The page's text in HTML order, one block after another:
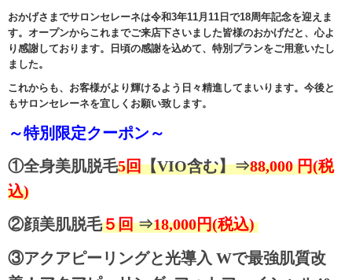
おかげさまでサロンセレーネは令和3年11月11日で18周年記念を迎えま
す。オープンからこれまでご来店下さいました皆様のおかげだと、心よ
り感謝しております。日頃の感謝を込めて、特別プランをご用意いたし
ました。
これからも、お客様がより輝けるよう日々精進してまいります。今後と
もサロンセレーネを宜しくお願い致します。
～特別限定クーポン～
①全⾝美肌脱⽑5回【VIO含む】⇒88,000 円(税
込)
②顔美肌脱⽑５回⇒18,000円(税込)
③アクアピーリングと光導⼊ Wで最強肌質改